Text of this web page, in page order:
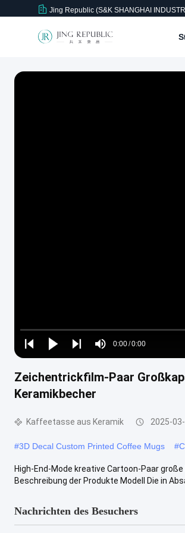
Jing Republic (S&K SHANGHAI
Play
Play
Play
Mute
Time
0:00/0:00
Loaded:
0%
Zeichentrickfilm-Paar
Keramikbecher
Kaffeetasse aus Keramik 2025-
#3D Decal Custom Printed Coffee Mugs #
High-End-Mode kreative Cartoon-Paar
Beschreibung der Produkte Modell Die in
Nachrichten des Besuchers